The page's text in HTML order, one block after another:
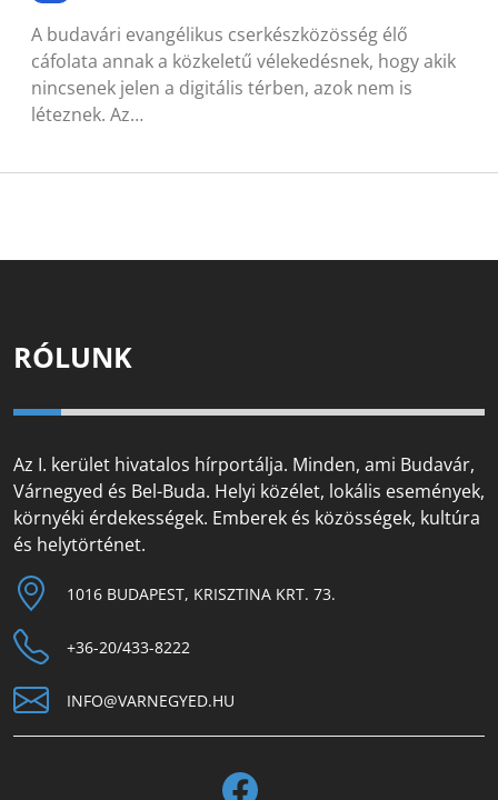
A budavári evangélikus cserkészközösség élő
cáfolata annak a közkeletű vélekedésnek, hogy akik
nincsenek jelen a digitális térben, azok nem is
léteznek. Az…
RÓLUNK
Az I. kerület hivatalos hírportálja. Minden, ami Budavár,
Várnegyed és Bel-Buda. Helyi közélet, lokális események,
környéki érdekességek. Emberek és közösségek, kultúra
és helytörténet.
1016 BUDAPEST, KRISZTINA KRT. 73.
+36-20/433-8222
INFO@VARNEGYED.HU